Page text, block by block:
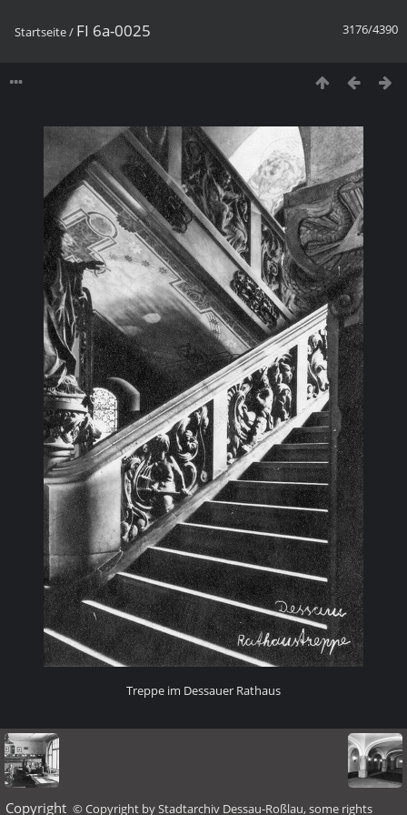
3176/4390
Startseite/ FI 6a-0025
Treppe im Dessauer Rathaus
Copyright © Copyright by Stadtarchiv Dessau-Roßlau, some rights